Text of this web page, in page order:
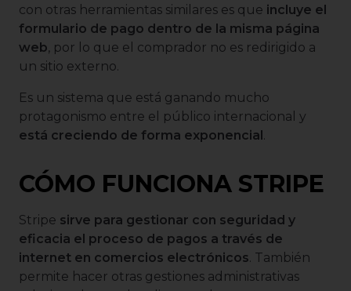
con otras herramientas similares es que incluye el
formulario de pago dentro de la misma página
web, por lo que el comprador no es redirigido a
un sitio externo.
Es un sistema que está ganando mucho
protagonismo entre el público internacional y
está creciendo de forma exponencial.
CÓMO FUNCIONA STRIPE
Stripe sirve para gestionar con seguridad y
eficacia el proceso de pagos a través de
internet en comercios electrónicos. También
permite hacer otras gestiones administrativas